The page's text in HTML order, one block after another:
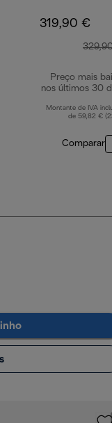
319,90 €
Preço mais
nos últimos 30
Montante de IVA
de 59,82 €
Comparar